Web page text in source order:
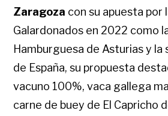
Zaragoza con su apuesta por
Galardonados en 2022 como
Hamburguesa de Asturias y la
de España, su propuesta
vacuno 100%, vaca gallega
carne de buey de El Capricho